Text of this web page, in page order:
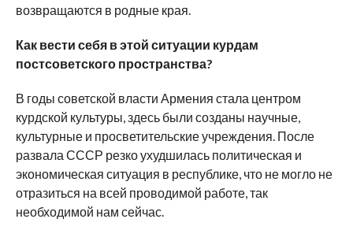
возвращаются в родные края.
Как вести себя в этой ситуации курдам
постсоветского пространства?
В годы советской власти Армения стала центром
курдской культуры, здесь были созданы научные,
культурные и просветительские учреждения. После
развала СССР резко ухудшилась политическая и
экономическая ситуация в республике, что не могло не
отразиться на всей проводимой работе, так
необходимой нам сейчас.